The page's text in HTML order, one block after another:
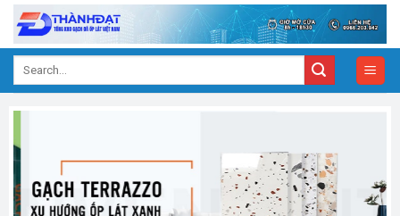
Skip
content